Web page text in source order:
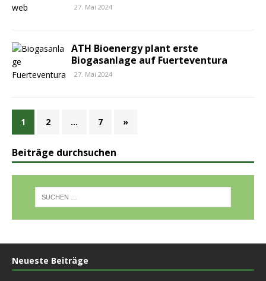
27. Mai 2024
ATH Bioenergy plant erste
Biogasanlage auf Fuerteventura
27. Mai 2024
1 2 … 7 »
Beiträge durchsuchen
Neueste Beiträge